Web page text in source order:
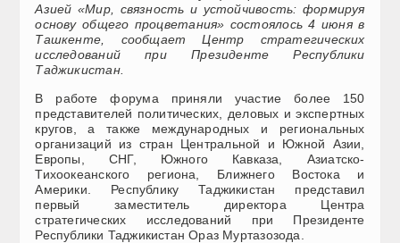
Азией «Мир, связность и устойчивость: формируя
основу общего процветания» состоялось 4 июня в
Ташкенте, сообщает Центр стратегических
исследований при Президенте Республики
Таджикистан.
В работе форума приняли участие более 150
представителей политических, деловых и экспертных
кругов, а также международных и региональных
организаций из стран Центральной и Южной Азии,
Европы, СНГ, Южного Кавказа, Азиатско-
Тихоокеанского региона, Ближнего Востока и
Америки. Республику Таджикистан представил
первый заместитель директора Центра
стратегических исследований при Президенте
Республики Таджикистан Ораз Муртазозода.